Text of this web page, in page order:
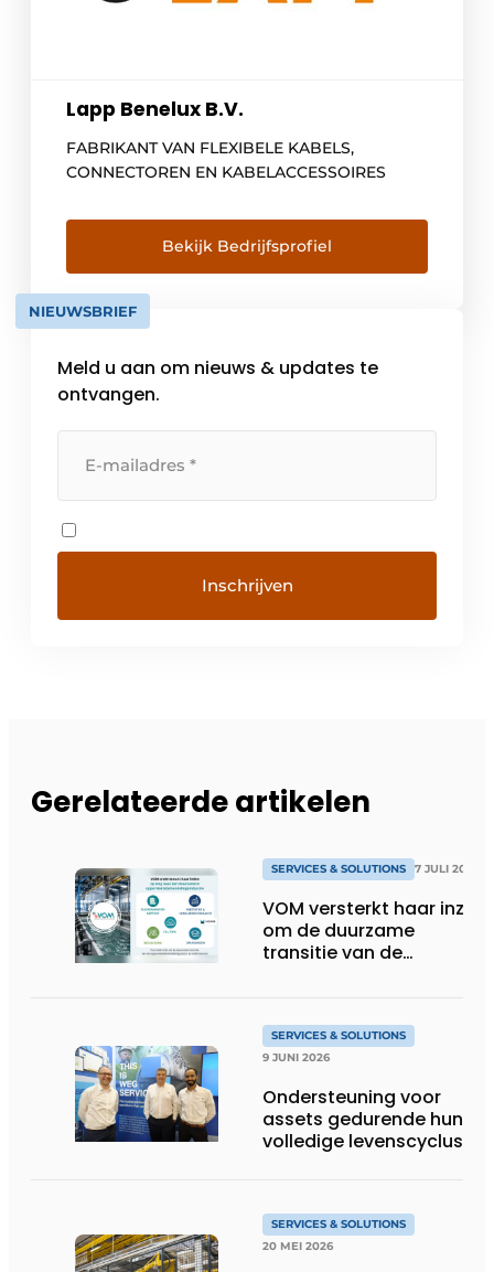
Lapp Benelux B.V.
FABRIKANT VAN FLEXIBELE KABELS,
CONNECTOREN EN KABELACCESSOIRES
Bekijk Bedrijfsprofiel
NIEUWSBRIEF
Meld u aan om nieuws & updates te
ontvangen.
Gerelateerde artikelen
SERVICES & SOLUTIONS 7 JULI 2026
VOM versterkt haar inzet
om de duurzame
transitie van de
SERVICES & SOLUTIONS
9 JUNI 2026
Ondersteuning voor
assets gedurende hun
volledige levenscyclus
SERVICES & SOLUTIONS
20 MEI 2026